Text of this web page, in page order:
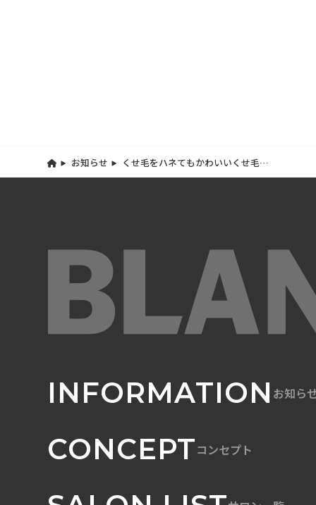
お知らせ
くせ毛をハネてもかわいいくせ毛ボ
ブ
INFORMATION お知ら
CONCEPTコンセプト